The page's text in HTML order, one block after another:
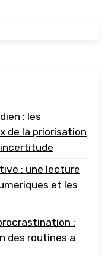
: les
de la priorisation
: une lecture
et les
:
des routines a